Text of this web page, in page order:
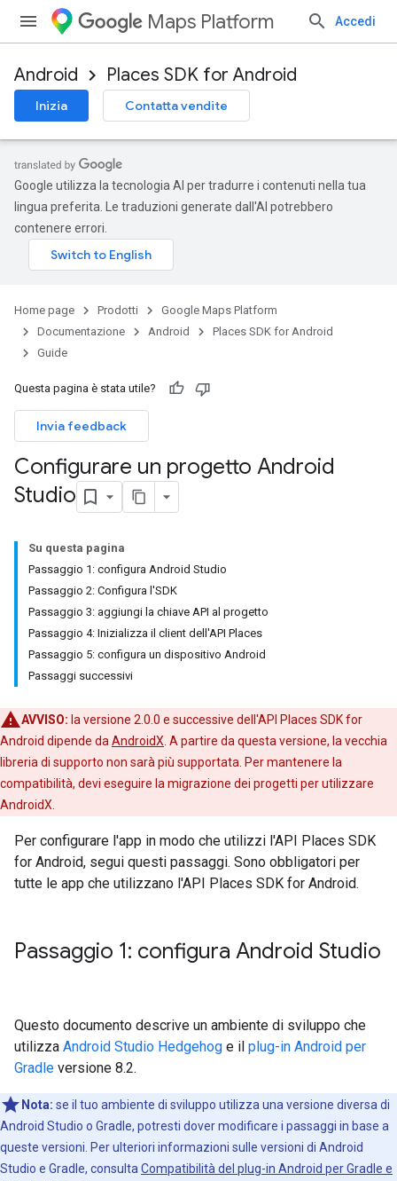
Maps Platform Accedi
Android Places SDK for Android
Inizia Contatta vendite
Google utilizza la tecnologia AI per tradurre i contenuti nella tua
lingua preferita. Le traduzioni generate dall'AI potrebbero
contenere errori.
Home page Prodotti
Google Maps Platform
Documentazione
Android
Places SDK for Android
Guide
Questa pagina è stata utile?
Invia feedback
Configurare un progetto Android
Studio
Su questa pagina
Passaggio 1: configura Android Studio
Passaggio 2: Configura l'SDK
Passaggio 3: aggiungi la chiave API al progetto
Passaggio 4: Inizializza il client dell'API Places
Passaggio 5: configura un dispositivo Android
Passaggi successivi
AVVISO: la versione 2.0.0 e successive dell'API Places SDK for
Android dipende da AndroidX . A partire da questa versione, la vecchia
libreria di supporto non sarà più supportata. Per mantenere la
compatibilità, devi eseguire la migrazione dei progetti per utilizzare
AndroidX.
Per configurare l'app in modo che utilizzi l'API Places SDK
for Android, segui questi passaggi. Sono obbligatori per
tutte le app che utilizzano l'API Places SDK for Android.
Passaggio 1: configura Android Studio
Questo documento descrive un ambiente di sviluppo che
utilizza Android Studio Hedgehog e il plug-in Android per
Gradle versione 8.2.
Nota: se il tuo ambiente di sviluppo utilizza una versione diversa di
Android Studio o Gradle, potresti dover modificare i passaggi in base a
queste versioni. Per ulteriori informazioni sulle versioni di Android
Studio e Gradle, consulta Compatibilità del plug-in Android per Gradle e